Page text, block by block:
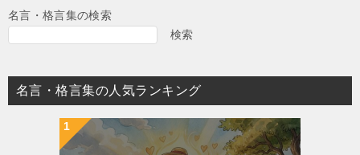
名言・格言集の検索
検索
名言・格言集の人気ランキング